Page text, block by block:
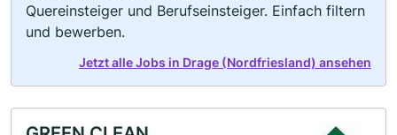
Quereinsteiger und Berufseinsteiger. Einfach filtern
und bewerben.
Jetzt alle Jobs in Drage (Nordfriesland) ansehen